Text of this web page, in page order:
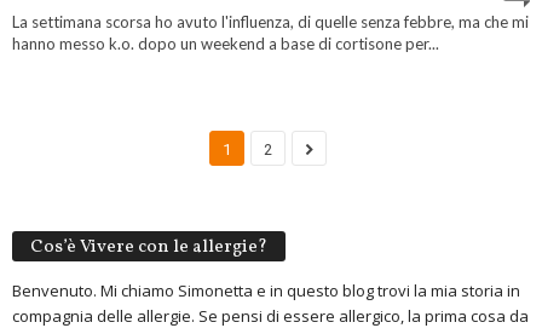
La settimana scorsa ho avuto l'influenza, di quelle senza febbre, ma che mi
hanno messo k.o. dopo un weekend a base di cortisone per...
1 2
Cos’è Vivere con le allergie?
Benvenuto. Mi chiamo Simonetta e in questo blog trovi la mia storia in
compagnia delle allergie. Se pensi di essere allergico, la prima cosa da